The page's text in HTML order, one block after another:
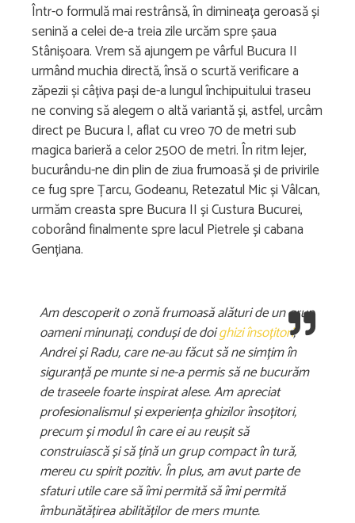
Într-o formulă mai restrânsă, în dimineața geroasă și
senină a celei de-a treia zile urcăm spre șaua
Stânișoara. Vrem să ajungem pe vârful Bucura II
urmând muchia directă, însă o scurtă verificare a
zăpezii și câțiva pași de-a lungul închipuitului traseu
ne conving să alegem o altă variantă și, astfel, urcâm
direct pe Bucura I, aflat cu vreo 70 de metri sub
magica barieră a celor 2500 de metri. În ritm lejer,
bucurându-ne din plin de ziua frumoasă și de privirile
ce fug spre Țarcu, Godeanu, Retezatul Mic și Vâlcan,
urmăm creasta spre Bucura II și Custura Bucurei,
coborând finalmente spre lacul Pietrele și cabana
Gențiana.
Am descoperit o zonă frumoasă alături de un grup
oameni minunați, conduși de doighizi însoțitori,
Andrei și Radu, care ne-au făcut să ne simțim în
siguranță pe munte si ne-a permis să ne bucurăm
de traseele foarte inspirat alese. Am apreciat
profesionalismul și experiența ghizilor însoțitori,
precum și modul în care ei au reușit să
construiască și să țină un grup compact în tură,
mereu cu spirit pozitiv. În plus, am avut parte de
sfaturi utile care să îmi permită să îmi permită
îmbunătățirea abilităților de mers munte.